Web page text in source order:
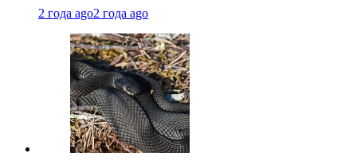
2 года ago2 года ago